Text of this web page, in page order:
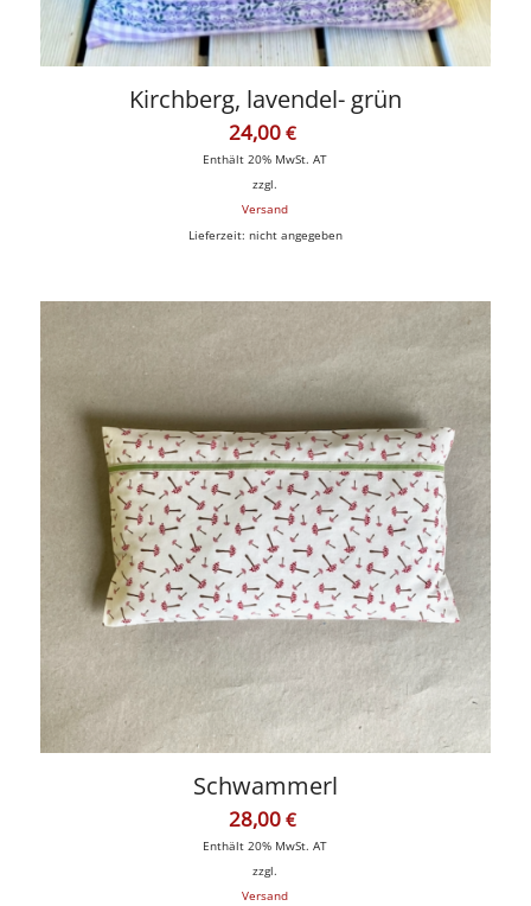
Kirchberg, lavendel- grün
24,00 €
Enthält 20% MwSt. AT
zzgl.
Versand
Lieferzeit: nicht angegeben
Schwammerl
28,00 €
Enthält 20% MwSt. AT
zzgl.
Versand